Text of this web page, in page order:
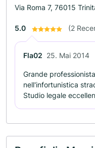
Via Roma 7, 76015
5.0 (2
Fla02 25. Mai 2014
Grande
nell'infortunistica
Studio legale